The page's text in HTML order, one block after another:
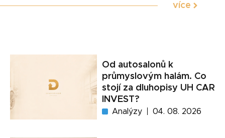
více
Od autosalonů k
průmyslovým halám. Co
stojí za dluhopisy UH CAR
INVEST?
Analýzy 04. 08. 2026